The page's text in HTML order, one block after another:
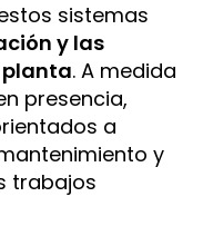
sistemas
y las
. A medida
presencia,
a
y
trabajos